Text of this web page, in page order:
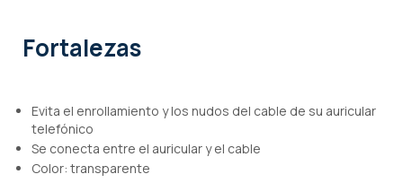
Fortalezas
Evita el enrollamiento y los nudos del cable de su auricular
telefónico
Se conecta entre el auricular y el cable
Color: transparente